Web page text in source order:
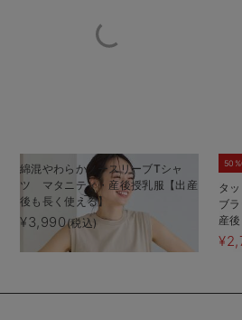
綿混やわらかノースリーブTシャ
ツ マタニティ・産後授乳服【出産
後も長く使える】
¥3,990(税込)
タ
ブ
産